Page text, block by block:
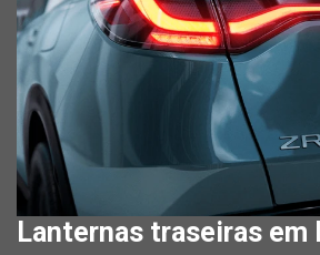
Lanternas traseiras em